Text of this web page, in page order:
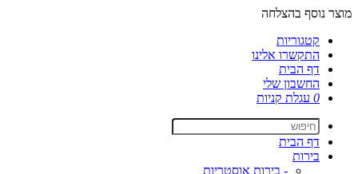
מוצר נוסף בהצלחה
קטגוריות
התקשרו אלינו
דף הבית
החשבון שלי
0 עגלת קניות
דף הבית
בירות
- בירות אוסטריות